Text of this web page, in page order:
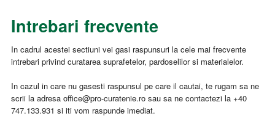
Intrebari frecvente
In cadrul acestei sectiuni vei gasi raspunsuri la cele mai frecvente
intrebari privind curatarea suprafetelor, pardoselilor si materialelor.
In cazul in care nu gasesti raspunsul pe care il cautai, te rugam sa ne
scrii la adresa office@pro-curatenie.ro sau sa ne contactezi la +40
747.133.931 si iti vom raspunde imediat.